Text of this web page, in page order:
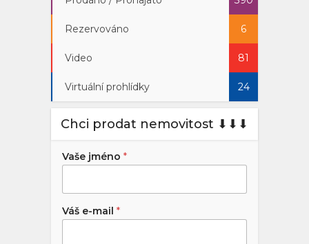
Rezervováno 6
Video 81
Virtuální prohlídky 24
Chci prodat nemovitost ⬇︎⬇︎⬇︎
Vaše jméno *
Váš e-mail *